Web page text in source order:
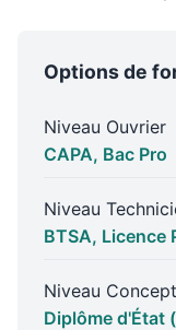
Options de
Niveau Ouvrier
CAPA, Bac Pro
Niveau
BTSA, Licence
Niveau
Diplôme d'État